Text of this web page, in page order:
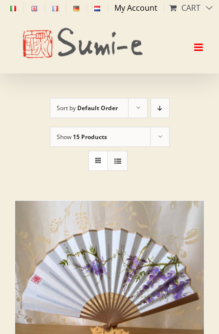
Skip
content
My Account CART
Sort by Default Order
Show 15 Products